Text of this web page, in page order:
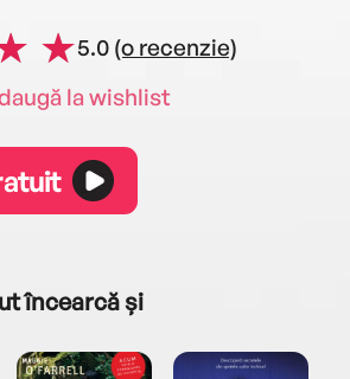
5.0 (o recenzie)
la wishlist
încearcă și